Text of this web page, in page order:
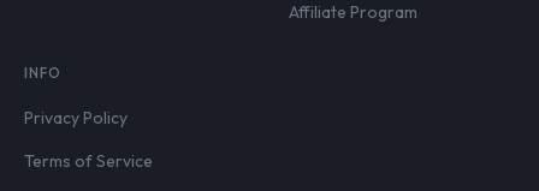
Affiliate Program
INFO
Privacy Policy
Terms of Service